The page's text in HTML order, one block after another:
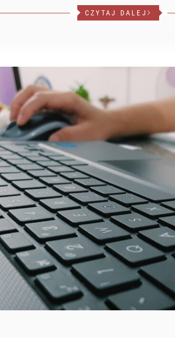
CZYTAJ DALEJ